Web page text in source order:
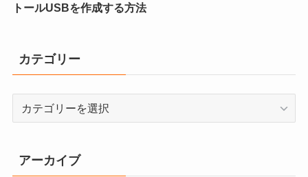
トールUSBを作成する方法
カテゴリー
リ
ー
アーカイブ